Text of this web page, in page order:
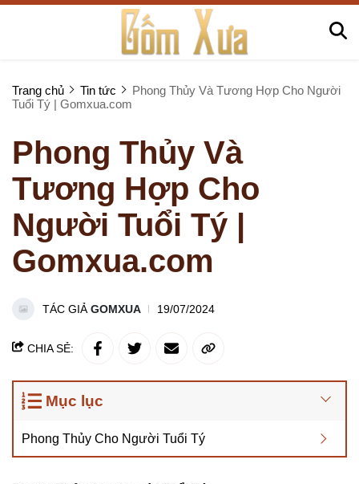
Trang chủ Tin tức
Phong Thủy Và Tương Hợp Cho Người
Tuổi Tý | Gomxua.com
Phong Thủy Và
Tương Hợp Cho
Người Tuổi Tý |
Gomxua.com
TÁC GIẢ GOMXUA 19/07/2024
CHIA SẺ:
Mục lục
Phong Thủy Cho Người Tuổi Tý